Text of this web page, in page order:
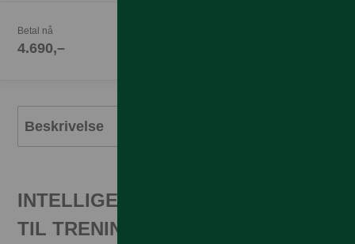
Betal nå
4.690,–
Beskrivelse
INTELLIGENTE AI-FUNKSJONER
TIL TRENING